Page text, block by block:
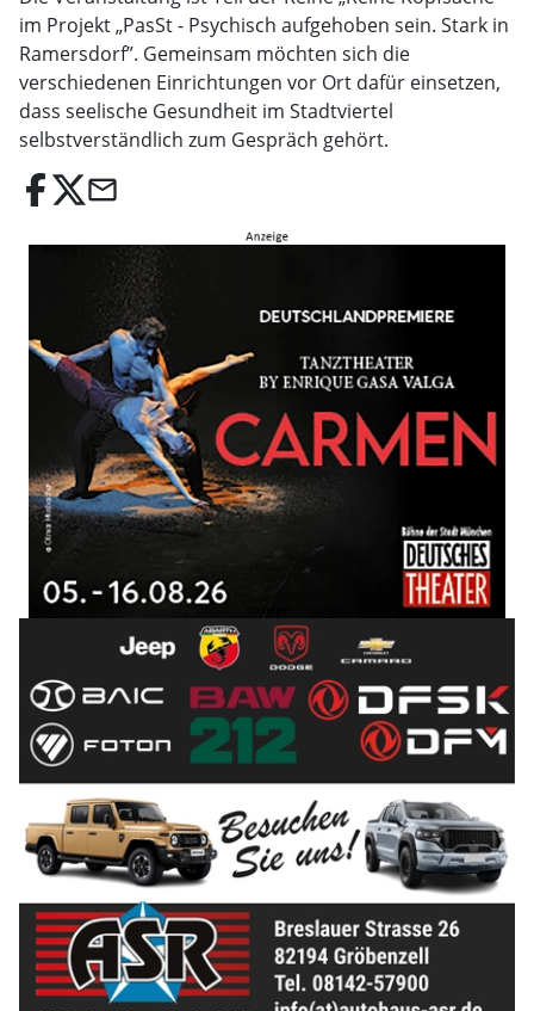
im Projekt „PasSt - Psychisch aufgehoben sein. Stark in
Ramersdorf”. Gemeinsam möchten sich die
verschiedenen Einrichtungen vor Ort dafür einsetzen,
dass seelische Gesundheit im Stadtviertel
selbstverständlich zum Gespräch gehört.
email